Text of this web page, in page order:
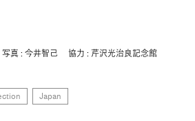
真 : 今井智己 協力 : 芹沢光治良記念館
Japan